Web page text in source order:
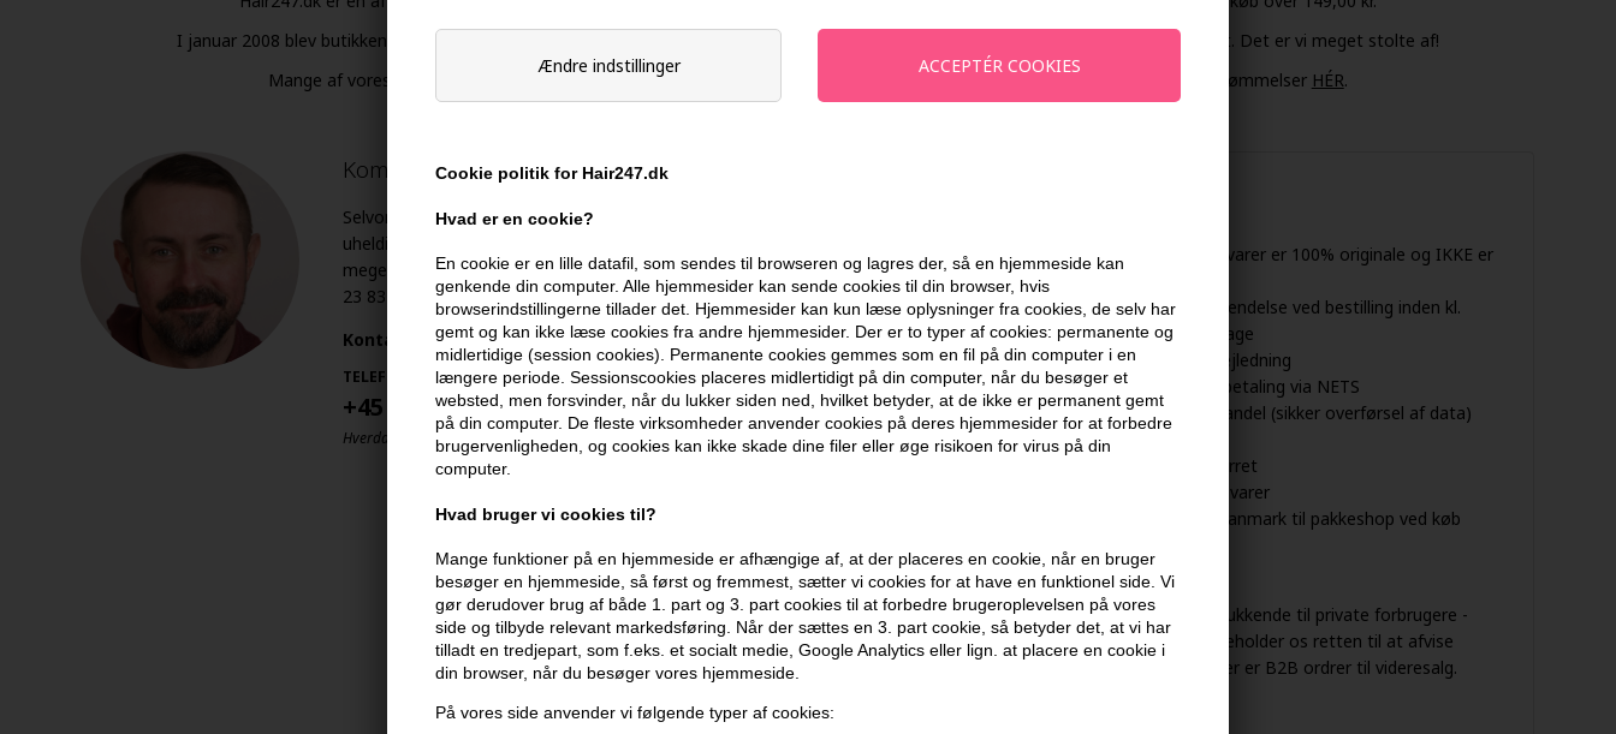
Ændre indstillinger
Cookie politik for Hair247.dk
Hvad er en cookie?
En cookie er en lille datafil, som sendes til browseren og lagres der, så en hjemmeside kan
genkende din computer. Alle hjemmesider kan sende cookies til din browser, hvis
browserindstillingerne tillader det. Hjemmesider kan kun læse oplysninger fra cookies, de selv har
gemt og kan ikke læse cookies fra andre hjemmesider. Der er to typer af cookies: permanente og
midlertidige (session cookies). Permanente cookies gemmes som en fil på din computer i en
længere periode. Sessionscookies placeres midlertidigt på din computer, når du besøger et
websted, men forsvinder, når du lukker siden ned, hvilket betyder, at de ikke er permanent gemt
på din computer. De fleste virksomheder anvender cookies på deres hjemmesider for at forbedre
brugervenligheden, og cookies kan ikke skade dine filer eller øge risikoen for virus på din
computer.
Hvad bruger vi cookies til?
Mange funktioner på en hjemmeside er afhængige af, at der placeres en cookie, når en bruger
besøger en hjemmeside, så først og fremmest, sætter vi cookies for at have en funktionel side. Vi
gør derudover brug af både 1. part og 3. part cookies til at forbedre brugeroplevelsen på vores
side og tilbyde relevant markedsføring. Når der sættes en 3. part cookie, så betyder det, at vi har
tilladt en tredjepart, som f.eks. et socialt medie, Google Analytics eller lign. at placere en cookie i
din browser, når du besøger vores hjemmeside.
På vores side anvender vi følgende typer af cookies:
I januar 2008 blev butikken e-mærke certificeret, hvilket er din sikkerhed for, at visse krav til betalingssikkerhed, returret mm. er opfyldt. Det er vi meget stolte af!
Mange af vores kunder har været så venlige at give deres mening om HAIR247.dk til kende på Trustpilot.dk. Læs deres bedømmelser HÉR.
Kom i kontakt
Selvom vi gør vores bedste, så laver vi naturligvis også fejl. Har du haft en
uheldig oplevelse ifm. bestilling, modtagelse, produktkvalitet ol. hører vi
meget gerne fra dig via mail på kundeservice@hair247.dk eller på telefon
23 83 97 99 (telefonen er åben hverdage kl. 10.00 - 14.00).
Kontaktoplysninger
TELEFON
+45 23 83 97 99
Hverdage kl 10.00-14.00
E-MAIL
kundeservice@hair247.dk
Vi svarer indenfor 24 timer på hverdage
At ALLE vores varer er 100% originale og IKKE er
Dag-til-dag afsendelse ved bestilling inden kl.
14.45 på hverdage
Professionel vejledning
Sikkerhed ved betaling via NETS
krypteret nethandel (sikker overførsel af data)
365 dages returret
Stort udbud af varer
Gratis fragt i Danmark til pakkeshop ved køb
Butikken sælger udelukkende til private forbrugere -
dvs. ikke B2B. Vi forbeholder os retten til at afvise
ordrer, som vi vurderer er B2B ordrer til videresalg.